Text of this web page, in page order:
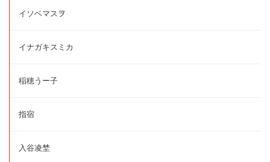
イソベマスヲ
イナガキスミカ
稲穂うー子
指宿
入谷凌埜